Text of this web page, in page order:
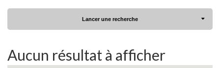
Lancer une recherche
Aucun résultat à afficher